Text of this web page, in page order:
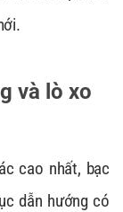
và lò xo
cao nhất, bạc
dẫn hướng có